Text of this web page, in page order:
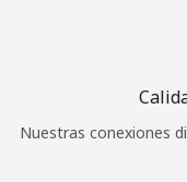
Nuestras conexiones